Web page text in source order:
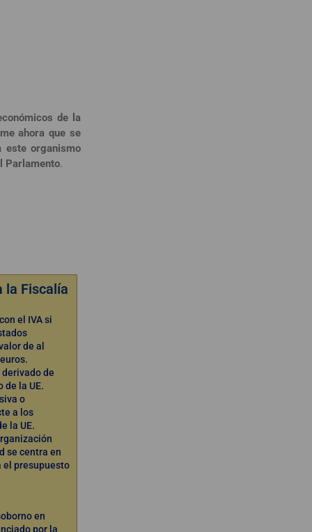
de la
ahora que se
este organismo
Parlamento.
la Fiscalía
el IVA si
de al
de
de la UE.
o
a los
la UE.
se centra en
el presupuesto
en
por la